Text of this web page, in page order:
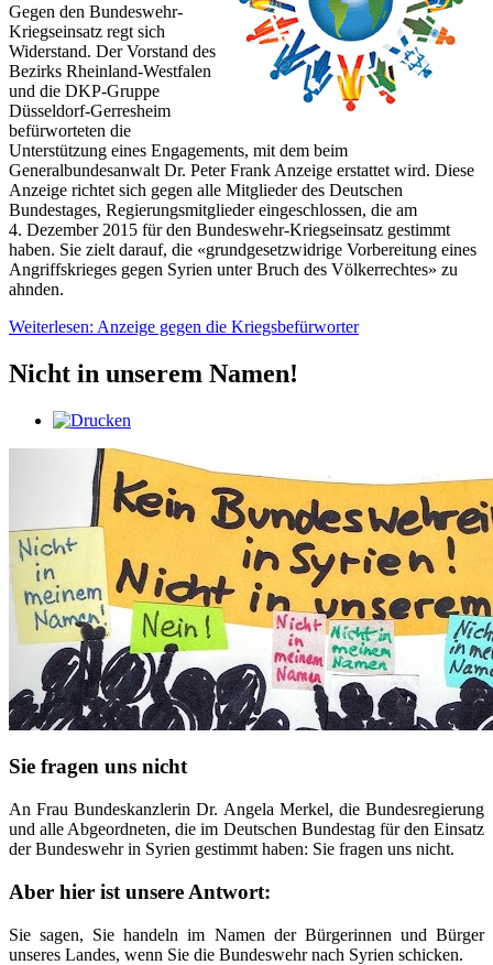
Gegen den Bundeswehr-
Kriegseinsatz regt sich
Widerstand. Der Vorstand des
Bezirks Rheinland-Westfalen
und die DKP-Gruppe
Düsseldorf-Gerresheim
befürworteten die
Unterstützung eines Engagements, mit dem beim
Generalbundesanwalt Dr. Peter Frank Anzeige erstattet wird. Diese
Anzeige richtet sich gegen alle Mitglieder des Deutschen
Bundestages, Regierungsmitglieder eingeschlossen, die am
4. Dezember 2015 für den Bundeswehr-Kriegseinsatz gestimmt
haben. Sie zielt darauf, die «grundgesetzwidrige Vorbereitung eines
Angriffskrieges gegen Syrien unter Bruch des Völkerrechtes» zu
ahnden.
Weiterlesen: Anzeige gegen die Kriegsbefürworter
Nicht in unserem Namen!
Sie fragen uns nicht
An Frau Bundeskanzlerin Dr. Angela Merkel, die Bundesregierung
und alle Abgeordneten, die im Deutschen Bundestag für den Einsatz
der Bundeswehr in Syrien gestimmt haben: Sie fragen uns nicht.
Aber hier ist unsere Antwort:
Sie sagen, Sie handeln im Namen der Bürgerinnen und Bürger
unseres Landes, wenn Sie die Bundeswehr nach Syrien schicken.